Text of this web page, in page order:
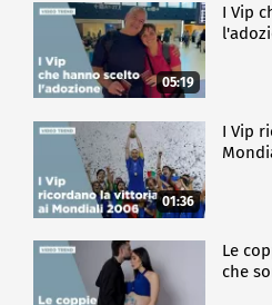
05:19
I Vip
01:36
I Vip
Le
che